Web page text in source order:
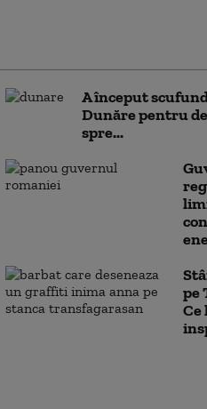
A început
Dunăre pentru
spre...
pe
Ce